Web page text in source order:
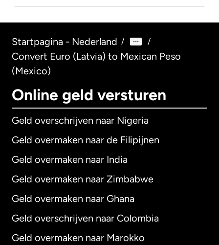
Startpagina - Nederland / /
Convert Euro (Latvia) to Mexican Peso
(Mexico)
Online geld versturen
Geld overschrijven naar Nigeria
Geld overmaken naar de Filipijnen
Geld overmaken naar India
Geld overmaken naar Zimbabwe
Geld overmaken naar Ghana
Geld overschrijven naar Colombia
Geld overmaken naar Marokko